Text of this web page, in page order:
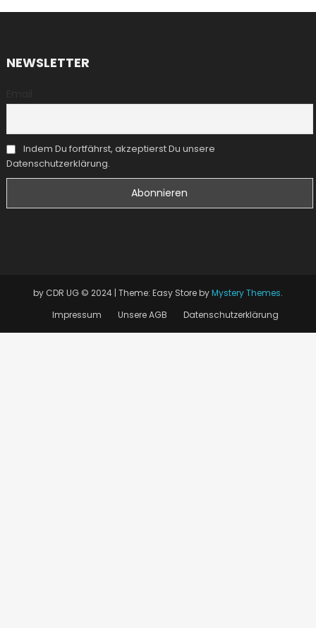
NEWSLETTER
Indem Du fortfährst, akzeptierst Du unsere
Datenschutzerklärung.
by CDR UG © 2024 | Theme: Easy Store byMystery Themes.
Impressum
Unsere AGB Datenschutzerklärung